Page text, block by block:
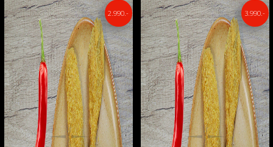
2.990.- 3.990.-